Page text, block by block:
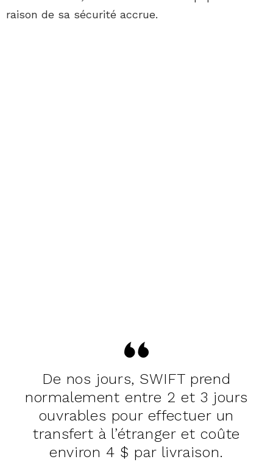
raison de sa sécurité accrue.
De nos jours, SWIFT prend
normalement entre 2 et 3 jours
ouvrables pour effectuer un
transfert à l’étranger et coûte
environ 4 $ par livraison.